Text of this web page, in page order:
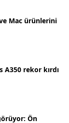
Mac ürünlerini
A350 rekor kırdı
Ön